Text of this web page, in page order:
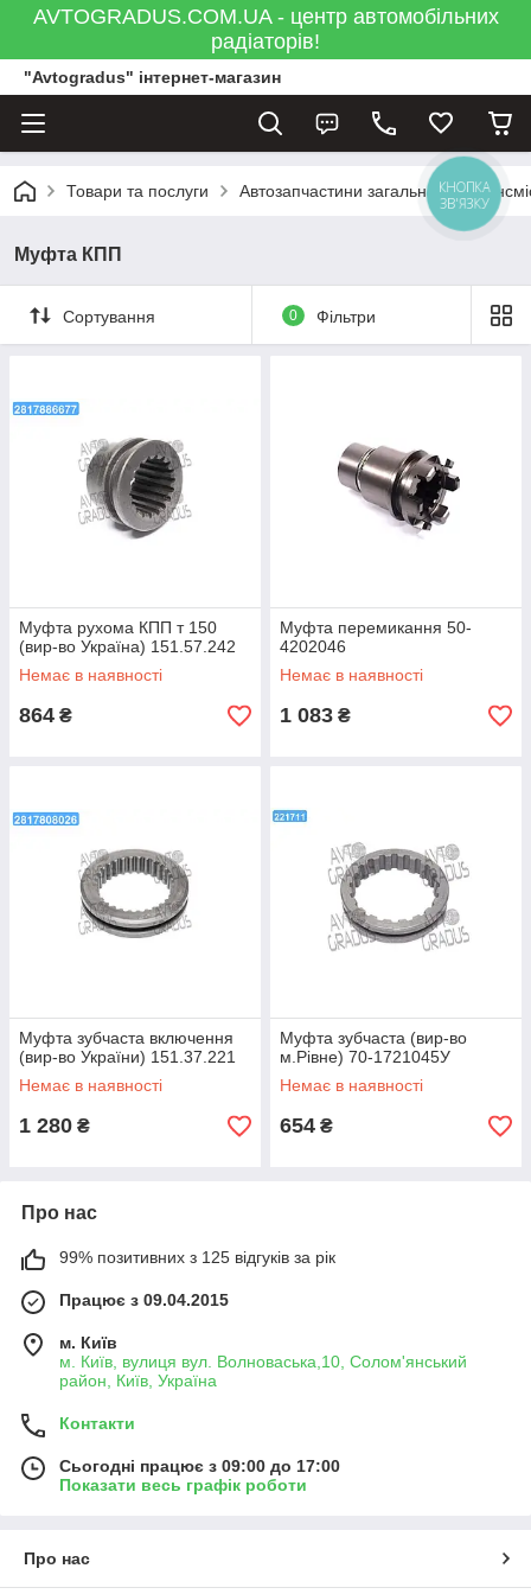
AVTOGRADUS.COM.UA - центр автомобільних
радіаторів!
"Avtogradus" інтернет-магазин
Товари та послуги Автозапчастини загальна
Муфта КПП
Сортування 0 Фільтри
Муфта рухома КПП т 150
(вир-во Україна) 151.57.242
Немає в наявності
864 ₴
Муфта перемикання 50-
4202046
Немає в наявності
1 083 ₴
Муфта зубчаста включення
(вир-во України) 151.37.221
Немає в наявності
1 280 ₴
Муфта зубчаста (вир-во
м.Рівне) 70-1721045У
Немає в наявності
654 ₴
Про нас
99% позитивних з 125 відгуків за рік
Працює з 09.04.2015
м. Київ
м. Київ, вулиця вул. Волноваська,10, Солом'янський
район, Київ, Україна
Контакти
Сьогодні працює з 09:00 до 17:00
Показати весь графік роботи
Про нас
КНОПКА
ЗВ'ЯЗКУ